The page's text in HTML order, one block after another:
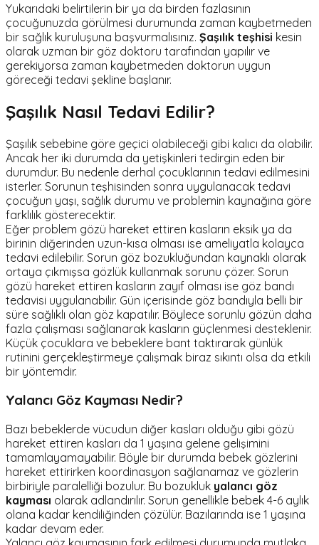
Yukarıdaki belirtilerin bir ya da birden fazlasının
çocuğunuzda görülmesi durumunda zaman kaybetmeden
bir sağlık kuruluşuna başvurmalısınız. Şaşılık teşhisi kesin
olarak uzman bir göz doktoru tarafından yapılır ve
gerekiyorsa zaman kaybetmeden doktorun uygun
göreceği tedavi şekline başlanır.
Şaşılık Nasıl Tedavi Edilir?
Şaşılık sebebine göre geçici olabileceği gibi kalıcı da olabilir.
Ancak her iki durumda da yetişkinleri tedirgin eden bir
durumdur. Bu nedenle derhal çocuklarının tedavi edilmesini
isterler. Sorunun teşhisinden sonra uygulanacak tedavi
çocuğun yaşı, sağlık durumu ve problemin kaynağına göre
farklılık gösterecektir.
Eğer problem gözü hareket ettiren kasların eksik ya da
birinin diğerinden uzun-kısa olması ise ameliyatla kolayca
tedavi edilebilir. Sorun göz bozukluğundan kaynaklı olarak
ortaya çıkmışsa gözlük kullanmak sorunu çözer. Sorun
gözü hareket ettiren kasların zayıf olması ise göz bandı
tedavisi uygulanabilir. Gün içerisinde göz bandıyla belli bir
süre sağlıklı olan göz kapatılır. Böylece sorunlu gözün daha
fazla çalışması sağlanarak kasların güçlenmesi desteklenir.
Küçük çocuklara ve bebeklere bant taktırarak günlük
rutinini gerçekleştirmeye çalışmak biraz sıkıntı olsa da etkili
bir yöntemdir.
Yalancı Göz Kayması Nedir?
Bazı bebeklerde vücudun diğer kasları olduğu gibi gözü
hareket ettiren kasları da 1 yaşına gelene gelişimini
tamamlayamayabilir. Böyle bir durumda bebek gözlerini
hareket ettirirken koordinasyon sağlanamaz ve gözlerin
birbiriyle paralelliği bozulur. Bu bozukluk yalancı göz
kayması olarak adlandırılır. Sorun genellikle bebek 4-6 aylık
olana kadar kendiliğinden çözülür. Bazılarında ise 1 yaşına
kadar devam eder.